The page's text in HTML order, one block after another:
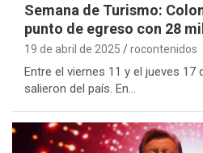
Semana de Turismo:
punto de egreso con 28
19 de abril de 2025 rocontenidos
Entre el viernes 11 y el jueves 17
salieron del país. En…